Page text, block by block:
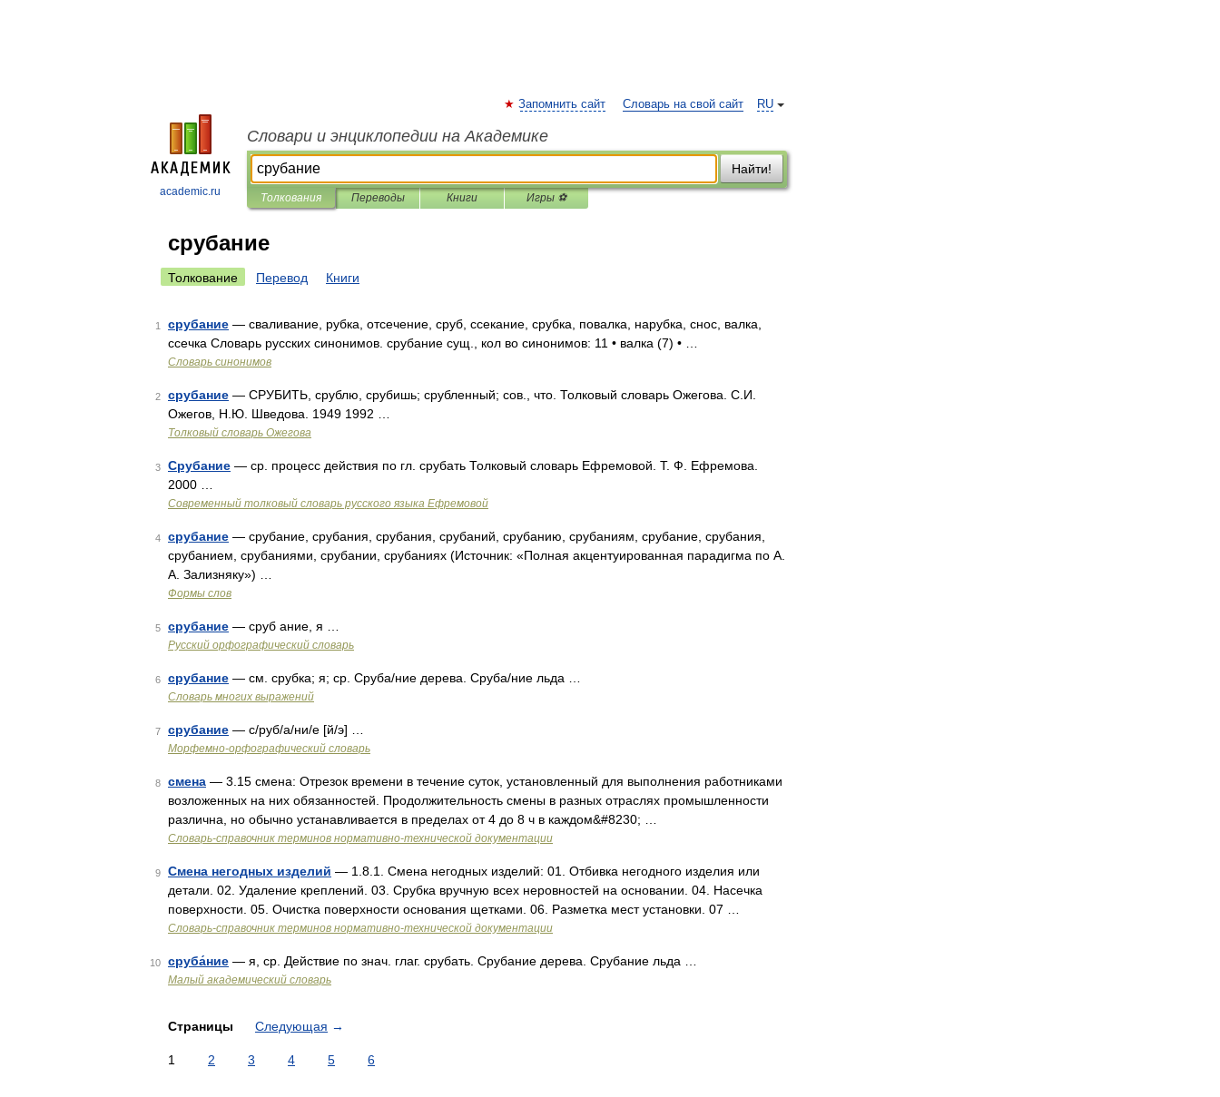
academic.ru
RU
Запомнить сайт Словарь на свой сайт
Словари и энциклопедии на Академике
Найти!
Толкования Переводы Книги Игры ⚽
срубание
Толкование Перевод Книги
1 срубание — сваливание, рубка, отсечение, сруб, ссекание, срубка, повалка, нарубка, снос, валка,
ссечка Словарь русских синонимов. срубание сущ., кол во синонимов: 11 • валка (7) • …
Словарь синонимов
2 срубание — СРУБИТЬ, срублю, срубишь; срубленный; сов., что. Толковый словарь Ожегова. С.И.
Ожегов, Н.Ю. Шведова. 1949 1992 …
Толковый словарь Ожегова
3 Срубание — ср. процесс действия по гл. срубать Толковый словарь Ефремовой. Т. Ф. Ефремова.
2000 …
Современный толковый словарь русского языка Ефремовой
4 срубание — срубание, срубания, срубания, срубаний, срубанию, срубаниям, срубание, срубания,
срубанием, срубаниями, срубании, срубаниях (Источник: «Полная акцентуированная парадигма по А.
А. Зализняку») …
Формы слов
5 срубание — сруб ание, я …
Русский орфографический словарь
6 срубание — см. срубка; я; ср. Сруба/ние дерева. Сруба/ние льда …
Словарь многих выражений
7 срубание — с/руб/а/ни/е [й/э] …
Морфемно-орфографический словарь
8 смена — 3.15 смена: Отрезок времени в течение суток, установленный для выполнения работниками
возложенных на них обязанностей. Продолжительность смены в разных отраслях промышленности
различна, но обычно устанавливается в пределах от 4 до 8 ч в каждом&#8230; …
Словарь-справочник терминов нормативно-технической документации
9 Смена негодных изделий — 1.8.1. Смена негодных изделий: 01. Отбивка негодного изделия или
детали. 02. Удаление креплений. 03. Срубка вручную всех неровностей на основании. 04. Насечка
поверхности. 05. Очистка поверхности основания щетками. 06. Разметка мест установки. 07 …
Словарь-справочник терминов нормативно-технической документации
10 сруба́ние — я, ср. Действие по знач. глаг. срубать. Срубание дерева. Срубание льда …
Малый академический словарь
Страницы Следующая →
1 2 3 4 5 6